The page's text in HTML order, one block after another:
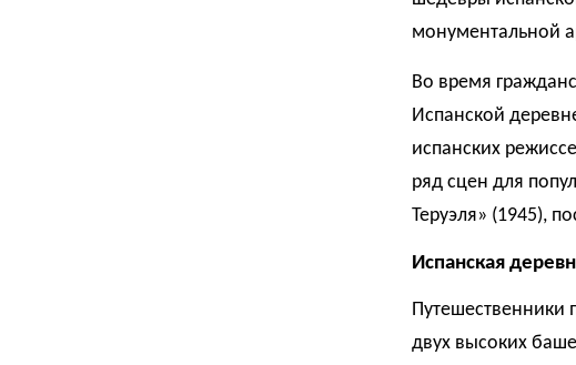
монументальной
Во время
Испанской
испанских
ряд сцен для
Теруэля» (1945),
Испанская
Путешественники
двух высоких